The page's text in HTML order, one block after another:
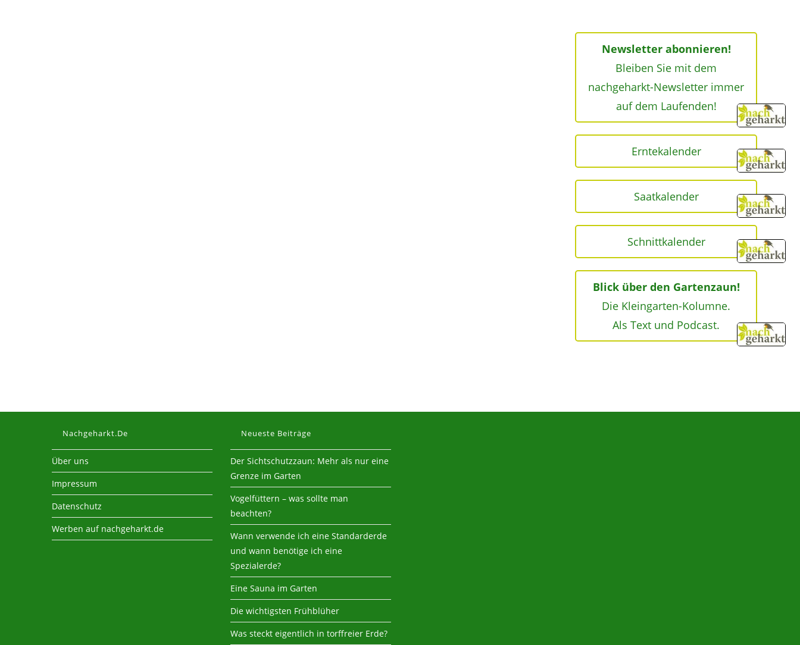
Newsletter abonnieren!
Bleiben Sie mit dem
nachgeharkt-Newsletter immer
auf dem Laufenden!
Erntekalender
Saatkalender
Schnittkalender
Blick über den Gartenzaun!
Die Kleingarten-Kolumne.
Als Text und Podcast.
Nachgeharkt.de
Über uns
Impressum
Datenschutz
Werben auf nachgeharkt.de
Neueste Beiträge
Der Sichtschutzzaun: Mehr als nur eine
Grenze im Garten
Vogelfüttern – was sollte man
beachten?
Wann verwende ich eine Standarderde
und wann benötige ich eine
Spezialerde?
Eine Sauna im Garten
Die wichtigsten Frühblüher
Was steckt eigentlich in torffreier Erde?